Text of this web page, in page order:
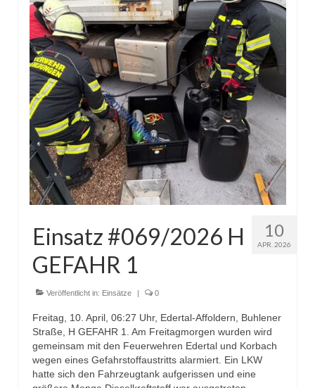
10
APR. 2026
Einsatz #069/2026 H
GEFAHR 1
Veröffentlicht in: Einsätze | 0
Freitag, 10. April, 06:27 Uhr, Edertal-Affoldern, Buhlener
Straße, H GEFAHR 1. Am Freitagmorgen wurden wird
gemeinsam mit den Feuerwehren Edertal und Korbach
wegen eines Gefahrstoffaustritts alarmiert. Ein LKW
hatte sich den Fahrzeugtank aufgerissen und eine